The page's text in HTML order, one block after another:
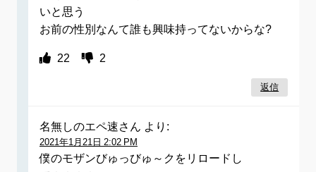
いと思う
お前の性別なんて誰も興味持ってないからな?
22 2
返信
名無しのエペ速さん より:
2021年1月21日 2:02 PM
僕のモザンびゅっびゅ～クをリロードし